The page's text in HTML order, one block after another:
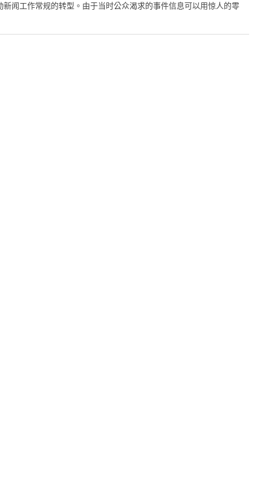
新闻工作常规的转型。由于当时公众渴求的事件信息可以用惊人的零